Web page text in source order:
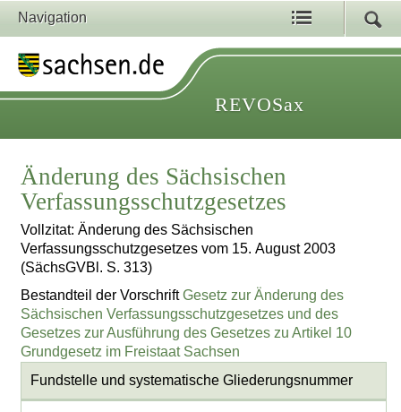
Navigation
REVOSax
Änderung des Sächsischen
Verfassungsschutzgesetzes
Vollzitat: Änderung des Sächsischen
Verfassungsschutzgesetzes vom 15. August 2003
(SächsGVBl. S. 313)
Bestandteil der VorschriftGesetz zur Änderung des
Sächsischen Verfassungsschutzgesetzes und des
Gesetzes zur Ausführung des Gesetzes zu Artikel 10
Grundgesetz im Freistaat Sachsen
Fundstelle und systematische Gliederungsnummer